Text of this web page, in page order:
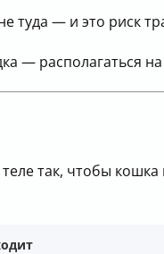
туда — и это риск
— располагаться
так, чтобы кошка